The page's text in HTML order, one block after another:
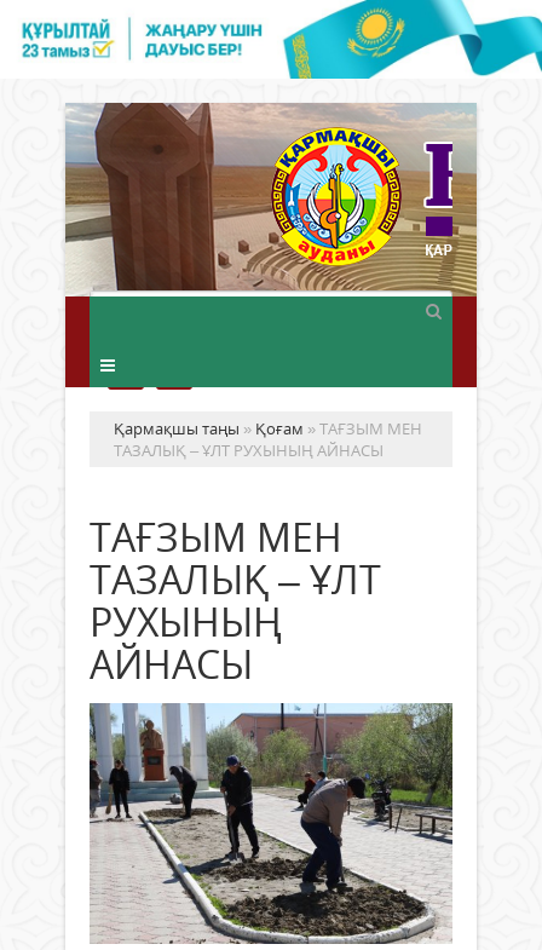
Қармақшы таңы » Қоғам » ТАҒЗЫМ МЕН
ТАЗАЛЫҚ – ҰЛТ РУХЫНЫҢ АЙНАСЫ
ТАҒЗЫМ МЕН
ТАЗАЛЫҚ – ҰЛТ
РУХЫНЫҢ
АЙНАСЫ